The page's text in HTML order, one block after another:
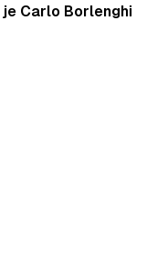
je Carlo Borlenghi